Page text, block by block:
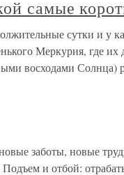
самые
сутки и у
Меркурия, где их
восходами Солнца)
заботы, новые
и отбой: